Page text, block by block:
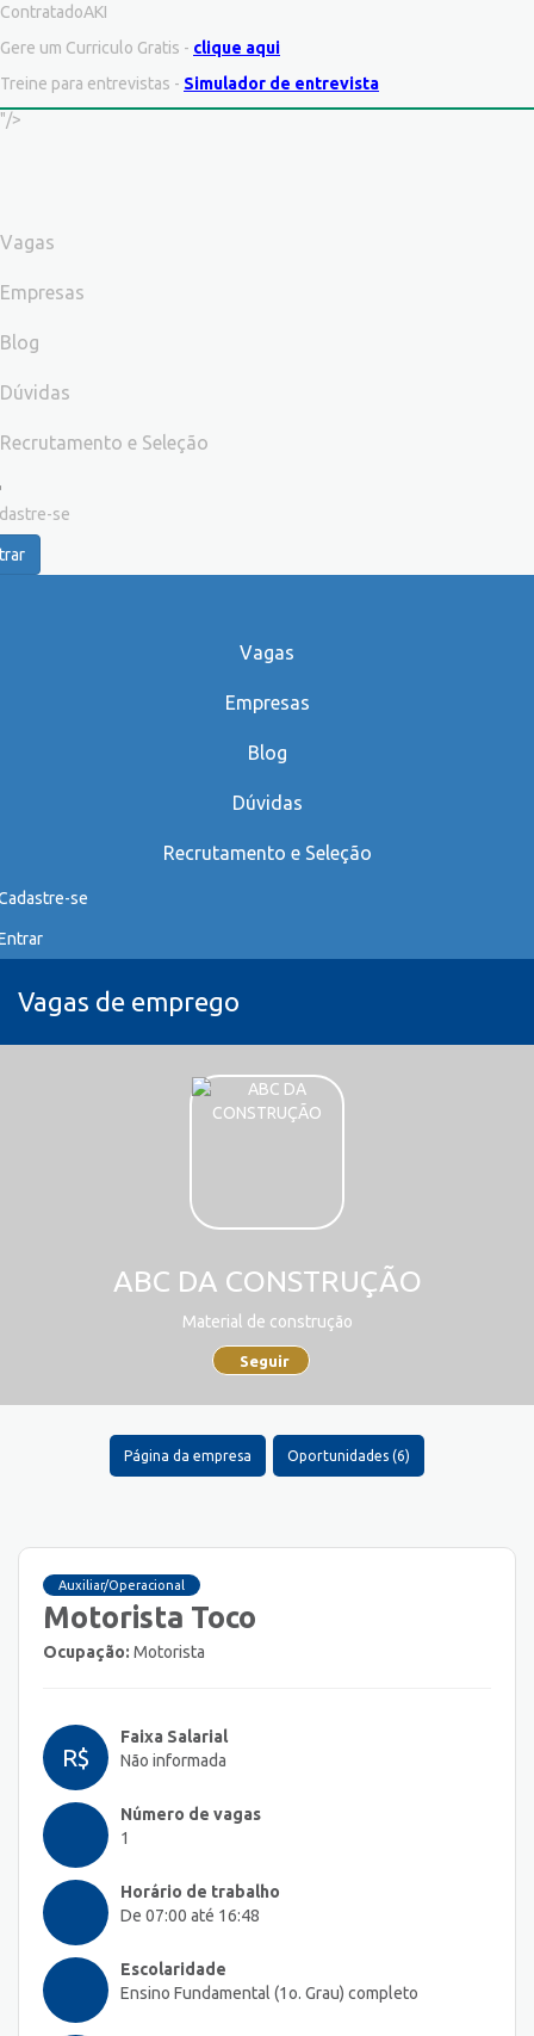
ContratadoAKI
Gere um Curriculo Gratis - clique aqui
Treine para entrevistas - Simulador de entrevista
"/>
Vagas
Empresas
Blog
Dúvidas
Recrutamento e Seleção
se
Vagas
Empresas
Blog
Dúvidas
Recrutamento e Seleção
se
Vagas de emprego
ABC DA CONSTRUÇÃO
Material de construção
Seguir
Página da empresa Oportunidades (6)
Auxiliar/Operacional
Motorista Toco
Ocupação: Motorista
R$
Faixa Salarial
Não informada
Número de vagas
1
Horário de trabalho
De 07:00 até 16:48
Escolaridade
Ensino Fundamental (1o. Grau) completo